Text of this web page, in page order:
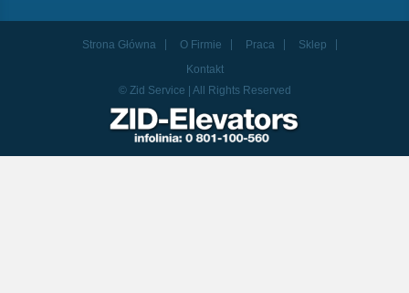
Strona Główna O Firmie Praca
Sklep
Kontakt
© Zid Service | All Rights Reserved